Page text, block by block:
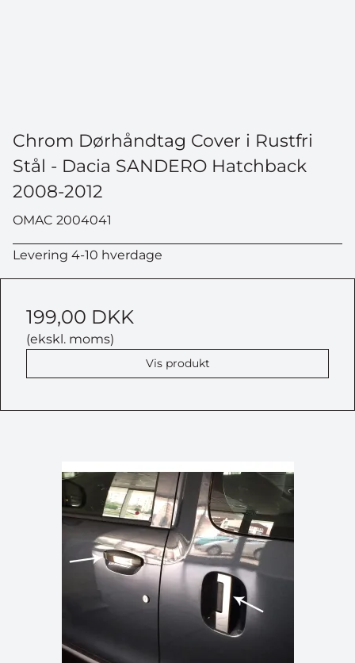
Chrom Dørhåndtag Cover i Rustfri
Stål - Dacia SANDERO Hatchback
2008-2012
OMAC 2004041
Levering 4-10 hverdage
199,00 DKK
(ekskl. moms)
Vis produkt